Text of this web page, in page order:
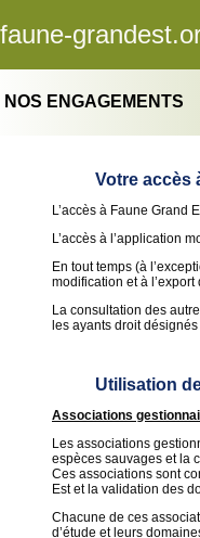
faune-
NOS ENGAGEMENTS
Votre accès
L’accès à Faune Grand
L’accès à l’application
En tout temps (à
modification et à
La consultation des
les ayants droit
Utilisation
Associations
Les associations
espèces sauvages et la
Ces associations sont
Est et la validation des
Chacune de ces
d’étude et leurs